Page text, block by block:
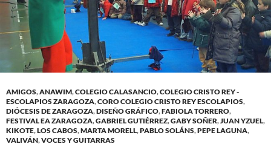
AMIGOS,ANAWIM,COLEGIO CALASANCIO,COLEGIO CRISTO REY -
ESCOLAPIOS ZARAGOZA,CORO COLEGIO CRISTO REY ESCOLAPIOS,
DIÓCESIS DE ZARAGOZA,DISEÑO GRÁFICO,FABIOLA TORRERO,
FESTIVAL EA ZARAGOZA,GABRIEL GUTIÉRREZ,GABY SOÑER,JUAN YZUEL,
KIKOTE,LOS CABOS,MARTA MORELL,PABLO SOLÁNS,PEPE LAGUNA,
VALIVÁN,VOCES Y GUITARRAS